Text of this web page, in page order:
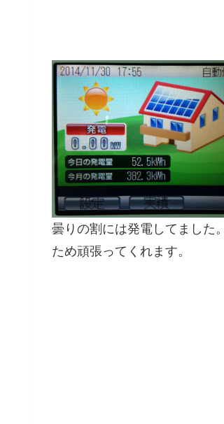
曇りの割には発電してました
ため頑張ってくれます。